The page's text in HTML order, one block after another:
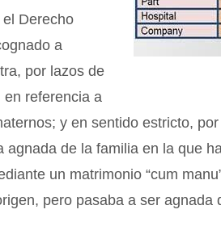
Derecho
a
por lazos de
en referencia a
y en sentido estricto,
agnada de la familia en la que
un matrimonio “cum
pero pasaba a ser agnada